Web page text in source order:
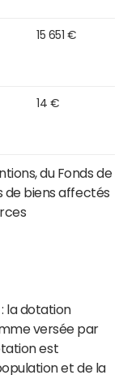
15 651 €
14 €
du Fonds de
de biens affectés
: la dotation
versée par
est
et de la